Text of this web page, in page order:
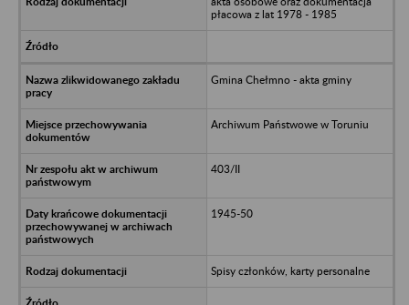
płacowa z lat 1978 - 1985
Gmina Chełmno - akta gminy
Archiwum Państwowe w Toruniu
403/II
1945-50
Spisy członków, karty personalne